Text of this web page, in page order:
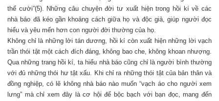
thể cười”(5). Những câu chuyện đời tư xuất hiện trong hồi kí về các
nhà báo đã kéo gần khoảng cách giữa họ và độc giả, giúp người đọc
hiểu và yêu mến hơn con người đời thường của họ.
Không chỉ là những lời tán dương, hồi kí còn xuất hiện những lời vạch
trần thói tật một cách đích đáng, không bao che, không khoan nhượng.
Qua những trang hồi kí, ta hiểu nhà báo cũng chỉ là người bình thường
với đủ những thói hư tật xấu. Khi chỉ ra những thói tật của bản thân và
đồng nghiệp, có lẽ không nhà báo nào muốn “vạch áo cho người xem
lưng” mà chỉ xem đây là cơ hội để bộc bạch với bạn đọc, mang đến